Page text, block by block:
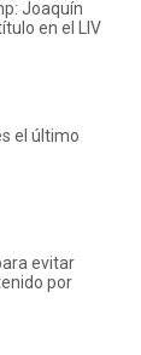
Joaquín
en el LIV
el último
evitar
por